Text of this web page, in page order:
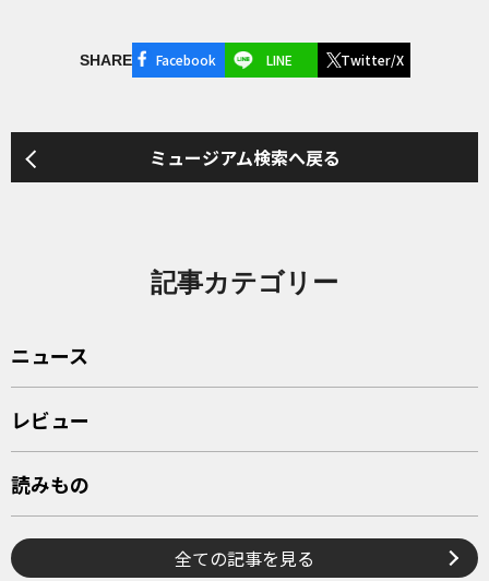
SHARE Facebook LINE Twitter/X
ミュージアム検索へ戻る
記事カテゴリー
ニュース
レビュー
読みもの
全ての記事を見る